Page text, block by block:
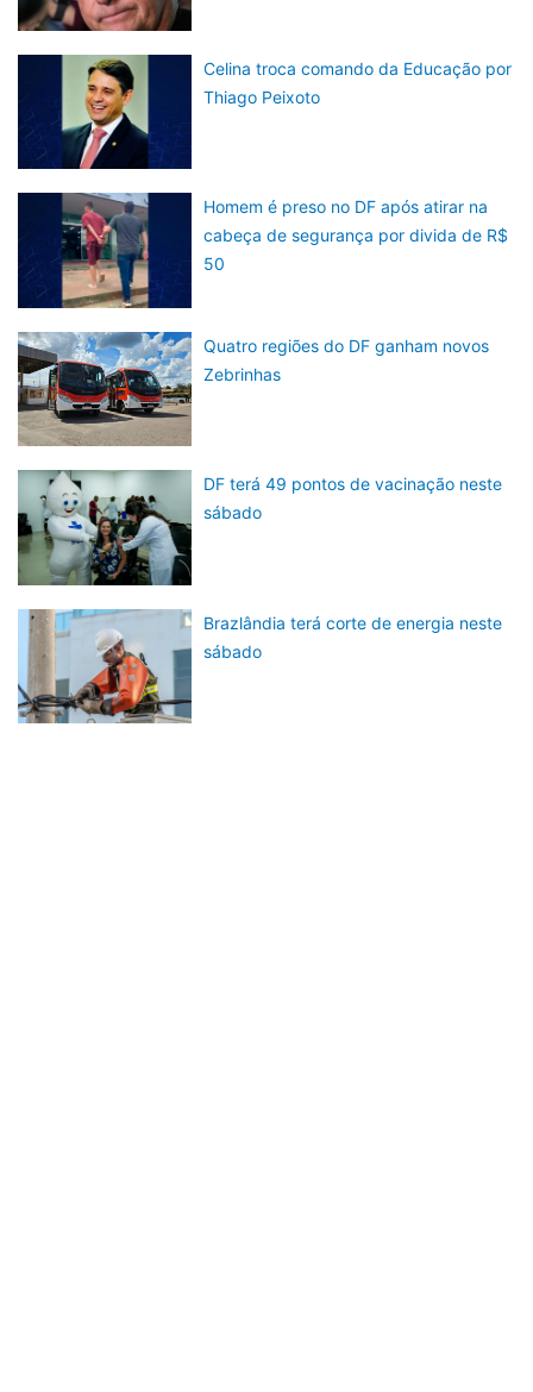
Celina troca comando da Educação por
Thiago Peixoto
Homem é preso no DF após atirar na
cabeça de segurança por divida de R$
50
Quatro regiões do DF ganham novos
Zebrinhas
DF terá 49 pontos de vacinação neste
sábado
Brazlândia terá corte de energia neste
sábado